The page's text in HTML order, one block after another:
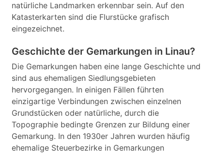
natürliche Landmarken erkennbar sein. Auf den
Katasterkarten sind die Flurstücke grafisch
eingezeichnet.
Geschichte der Gemarkungen in Linau?
Die Gemarkungen haben eine lange Geschichte und
sind aus ehemaligen Siedlungsgebieten
hervorgegangen. In einigen Fällen führten
einzigartige Verbindungen zwischen einzelnen
Grundstücken oder natürliche, durch die
Topographie bedingte Grenzen zur Bildung einer
Gemarkung. In den 1930er Jahren wurden häufig
ehemalige Steuerbezirke in Gemarkungen